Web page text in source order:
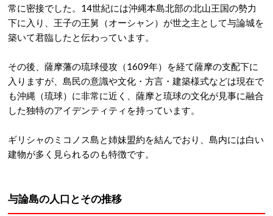
常に密接でした。 14世紀には沖縄本島北部の北山王国の勢力
下に入り、王子の王舅（オーシャン）が世之主として与論城を
築いて君臨したと伝わっています。
その後、薩摩藩の琉球侵攻（1609年）を経て薩摩の支配下に
入りますが、島民の意識や文化・方言・建築様式などは現在で
も沖縄（琉球）に非常に近く、薩摩と琉球の文化が見事に融合
した独特のアイデンティティを持っています。
ギリシャのミコノス島と姉妹盟約を結んでおり、島内には白い
建物が多く見られるのも特徴です。
与論島の人口とその推移